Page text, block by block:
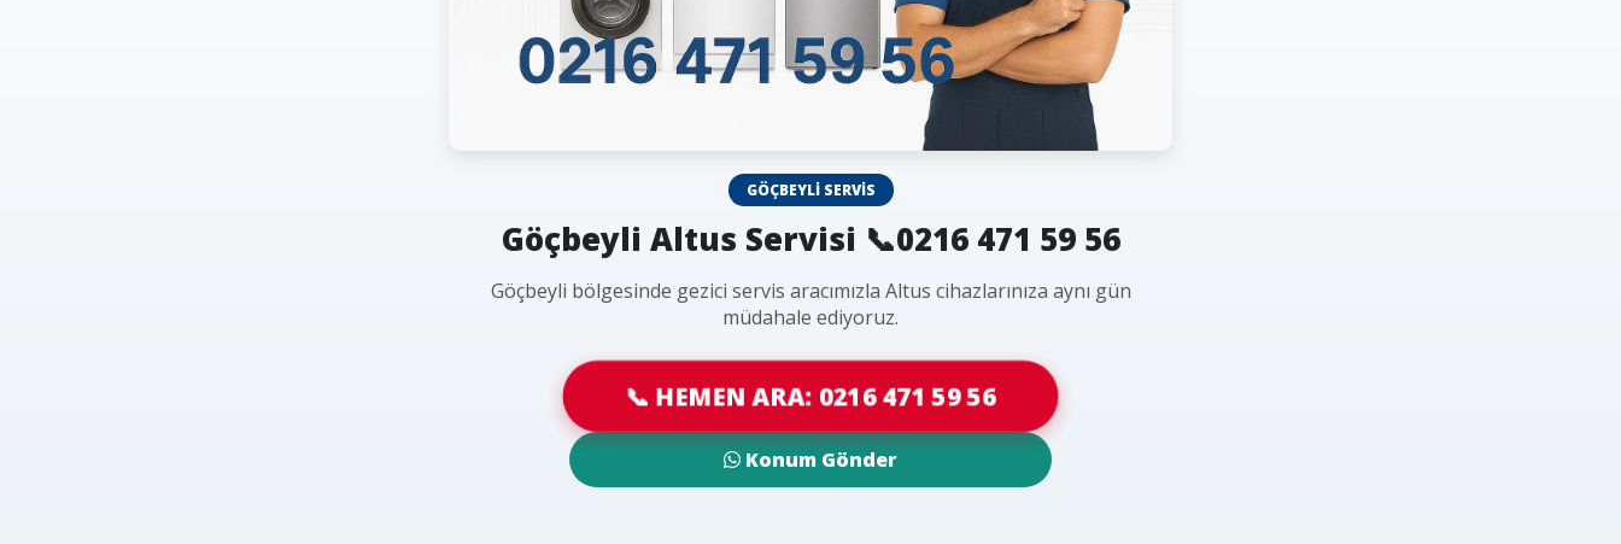
GÖÇBEYLI SERVIS
Göçbeyli Altus Servisi 📞0216 471 59 56
Göçbeyli bölgesinde gezici servis aracımızla Altus cihazlarınıza aynı gün
müdahale ediyoruz.
📞 HEMEN ARA: 0216 471 59 56
Konum Gönder